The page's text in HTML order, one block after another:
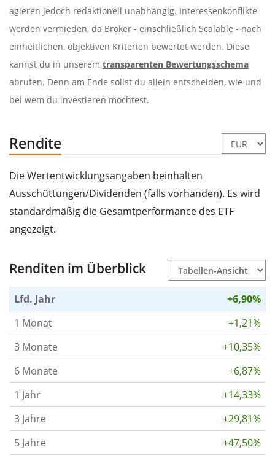
agieren jedoch redaktionell unabhängig. Interessenkonflikte
werden vermieden, da Broker - einschließlich Scalable - nach
einheitlichen, objektiven Kriterien bewertet werden. Diese
kannst du in unserem transparenten Bewertungsschema
abrufen. Denn am Ende sollst du allein entscheiden, wie und
bei wem du investieren möchtest.
Rendite
Die Wertentwicklungsangaben beinhalten
Ausschüttungen/Dividenden (falls vorhanden). Es wird
standardmäßig die Gesamtperformance des ETF
angezeigt.
Renditen im Überblick
Lfd. Jahr
+6,90%
1 Monat
+1,21%
3 Monate
+10,35%
6 Monate
+6,87%
1 Jahr
+14,33%
3 Jahre
+29,81%
5 Jahre
+47,50%